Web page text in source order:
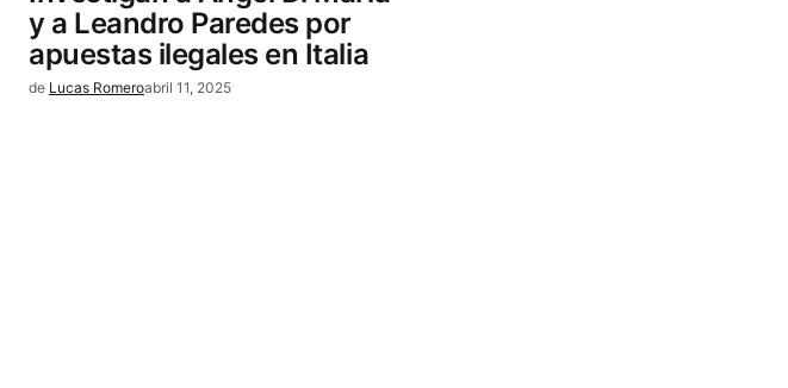
y a Leandro Paredes por
apuestas ilegales en Italia
de Lucas Romeroabril 11, 2025